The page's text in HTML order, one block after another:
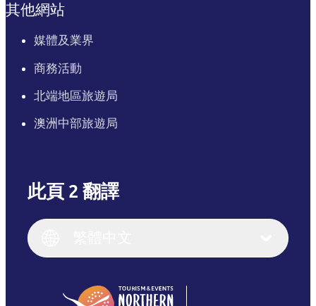
其他網站
媒體及業界
商務活動
北端地區旅遊局
澳洲中部旅遊局
此頁 2 翻譯
English (US)
English